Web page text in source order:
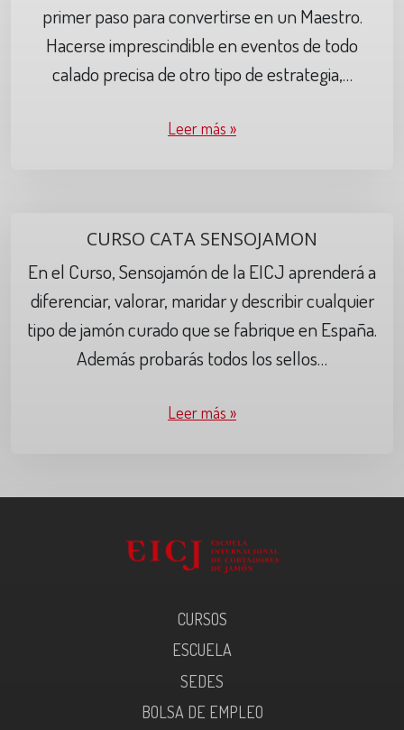
primer paso para convertirse en un Maestro.
Hacerse imprescindible en eventos de todo
calado precisa de otro tipo de estrategia,…
Leer más »
CURSO CATA SENSOJAMON
En el Curso, Sensojamón de la EICJ aprenderá a
diferenciar, valorar, maridar y describir cualquier
tipo de jamón curado que se fabrique en España.
Además probarás todos los sellos…
Leer más »
CURSOS
ESCUELA
SEDES
BOLSA DE EMPLEO